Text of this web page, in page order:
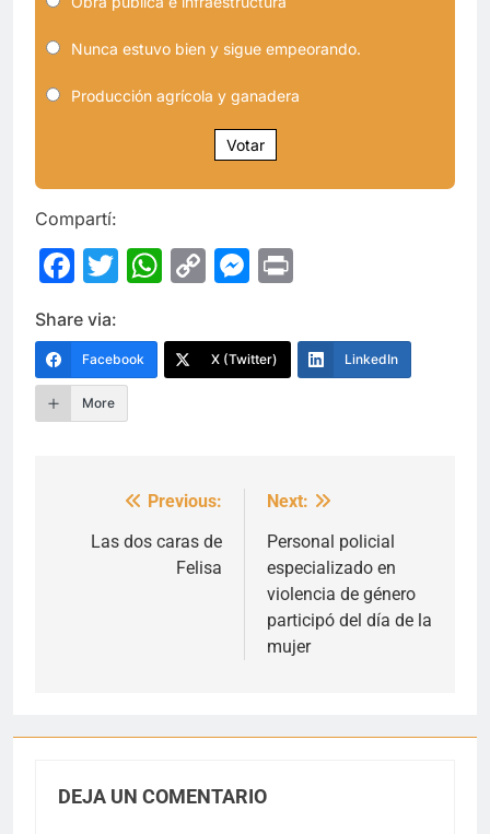
Nunca estuvo bien y sigue empeorando.
Producción agrícola y ganadera
Votar
Compartí:
Facebook
Twitter
WhatsApp
CopyMessenger
Share via:
Facebook X (Twitter) LinkedIn
More
Navegación
Previous:
Las dos caras de
Felisa
Next:
Personal policial
especializado en
violencia de género
participó del día de la
mujer
DEJA UN COMENTARIO